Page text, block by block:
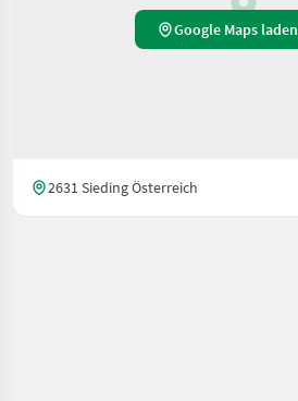
Google Maps laden
2631 Sieding Österreich